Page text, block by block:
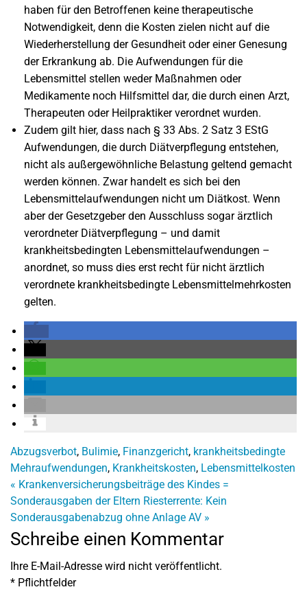
haben für den Betroffenen keine therapeutische
Notwendigkeit, denn die Kosten zielen nicht auf die
Wiederherstellung der Gesundheit oder einer Genesung
der Erkrankung ab. Die Aufwendungen für die
Lebensmittel stellen weder Maßnahmen oder
Medikamente noch Hilfsmittel dar, die durch einen Arzt,
Therapeuten oder Heilpraktiker verordnet wurden.
Zudem gilt hier, dass nach § 33 Abs. 2 Satz 3 EStG
Aufwendungen, die durch Diätverpflegung entstehen,
nicht als außergewöhnliche Belastung geltend gemacht
werden können. Zwar handelt es sich bei den
Lebensmittelaufwendungen nicht um Diätkost. Wenn
aber der Gesetzgeber den Ausschluss sogar ärztlich
verordneter Diätverpflegung – und damit
krankheitsbedingten Lebensmittelaufwendungen –
anordnet, so muss dies erst recht für nicht ärztlich
verordnete krankheitsbedingte Lebensmittelmehrkosten
gelten.
Abzugsverbot, Bulimie, Finanzgericht, krankheitsbedingte
Mehraufwendungen, Krankheitskosten, Lebensmittelkosten
« Krankenversicherungsbeiträge des Kindes =
Sonderausgaben der Eltern Riesterrente: Kein
Sonderausgabenabzug ohne Anlage AV »
Schreibe einen Kommentar
Ihre E-Mail-Adresse wird nicht veröffentlicht.
* Pflichtfelder